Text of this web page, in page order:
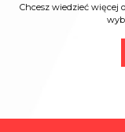
Chcesz wiedzieć więcej